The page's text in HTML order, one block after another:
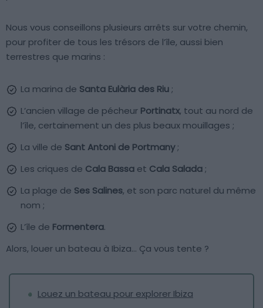
Nous vous conseillons plusieurs arrêts sur votre chemin,
pour profiter de tous les trésors de l’île, aussi bien
terrestres que marins :
La marina de Santa Eulària des Riu ;
L’ancien village de pécheur Portinatx, tout au nord de
l’île, certainement un des plus beaux mouillages ;
La ville de Sant Antoni de Portmany;
Les criques de Cala Bassa et Cala Salada ;
La plage de Ses Salines, et son parc naturel du même
nom ;
L’île de Formentera.
Alors, louer un bateau à Ibiza… Ça vous tente ?
Louez un bateau pour explorer Ibiza